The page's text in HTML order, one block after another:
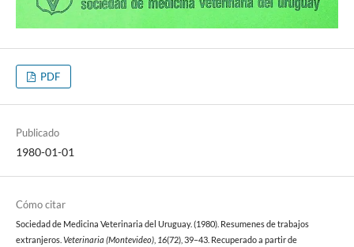
PDF
Publicado
1980-01-01
Cómo citar
Sociedad de Medicina Veterinaria del Uruguay. (1980). Resumenes de trabajos
extranjeros. Veterinaria (Montevideo), 16(72), 39–43. Recuperado a partir de